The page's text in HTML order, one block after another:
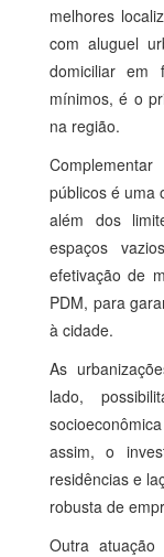
melhores
com aluguel
domiciliar em
mínimos, é o
na região.
públicos é uma
além dos
espaços
efetivação de
PDM, para
à cidade.
As
lado,
assim, o
residências e
robusta de
Outra